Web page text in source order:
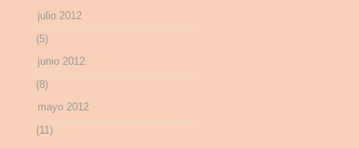
julio 2012
(5)
junio 2012
(8)
mayo 2012
(11)